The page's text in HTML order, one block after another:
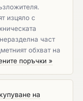
изцяло с
част
обхват на
поръчки »
на